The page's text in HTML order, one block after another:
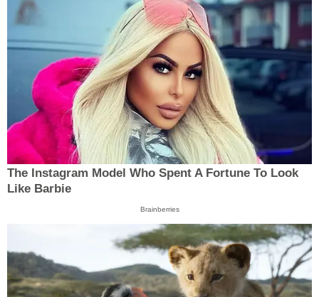
The Instagram Model Who Spent A Fortune To Look
Like Barbie
Brainberries